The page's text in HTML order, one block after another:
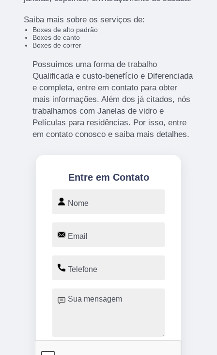
Saiba mais sobre os serviços de:
Boxes de alto padrão
Boxes de canto
Boxes de correr
Possuímos uma forma de trabalho
Qualificada e custo-benefício e Diferenciada
e completa, entre em contato para obter
mais informações. Além dos já citados, nós
trabalhamos com Janelas de vidro e
Películas para residências. Por isso, entre
em contato conosco e saiba mais detalhes.
Entre em Contato